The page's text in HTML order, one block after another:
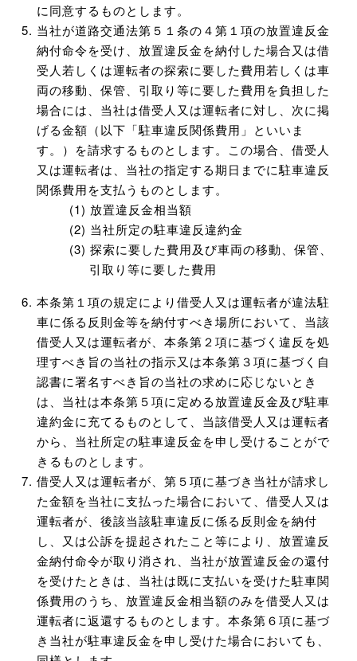
に同意するものとします。
当社が道路交通法第５１条の４第１項の放置違反金
納付命令を受け、放置違反金を納付した場合又は借
受人若しくは運転者の探索に要した費用若しくは車
両の移動、保管、引取り等に要した費用を負担した
場合には、当社は借受人又は運転者に対し、次に掲
げる金額（以下「駐車違反関係費用」といいま
す。）を請求するものとします。この場合、借受人
又は運転者は、当社の指定する期日までに駐車違反
関係費用を支払うものとします。
放置違反金相当額
当社所定の駐車違反違約金
探索に要した費用及び車両の移動、保管、
引取り等に要した費用
本条第１項の規定により借受人又は運転者が違法駐
車に係る反則金等を納付すべき場所において、当該
借受人又は運転者が、本条第２項に基づく違反を処
理すべき旨の当社の指示又は本条第３項に基づく自
認書に署名すべき旨の当社の求めに応じないとき
は、当社は本条第５項に定める放置違反金及び駐車
違約金に充てるものとして、当該借受人又は運転者
から、当社所定の駐車違反金を申し受けることがで
きるものとします。
借受人又は運転者が、第５項に基づき当社が請求し
た金額を当社に支払った場合において、借受人又は
運転者が、後該当該駐車違反に係る反則金を納付
し、又は公訴を提起されたこと等により、放置違反
金納付命令が取り消され、当社が放置違反金の還付
を受けたときは、当社は既に支払いを受けた駐車関
係費用のうち、放置違反金相当額のみを借受人又は
運転者に返還するものとします。本条第６項に基づ
き当社が駐車違反金を申し受けた場合においても、